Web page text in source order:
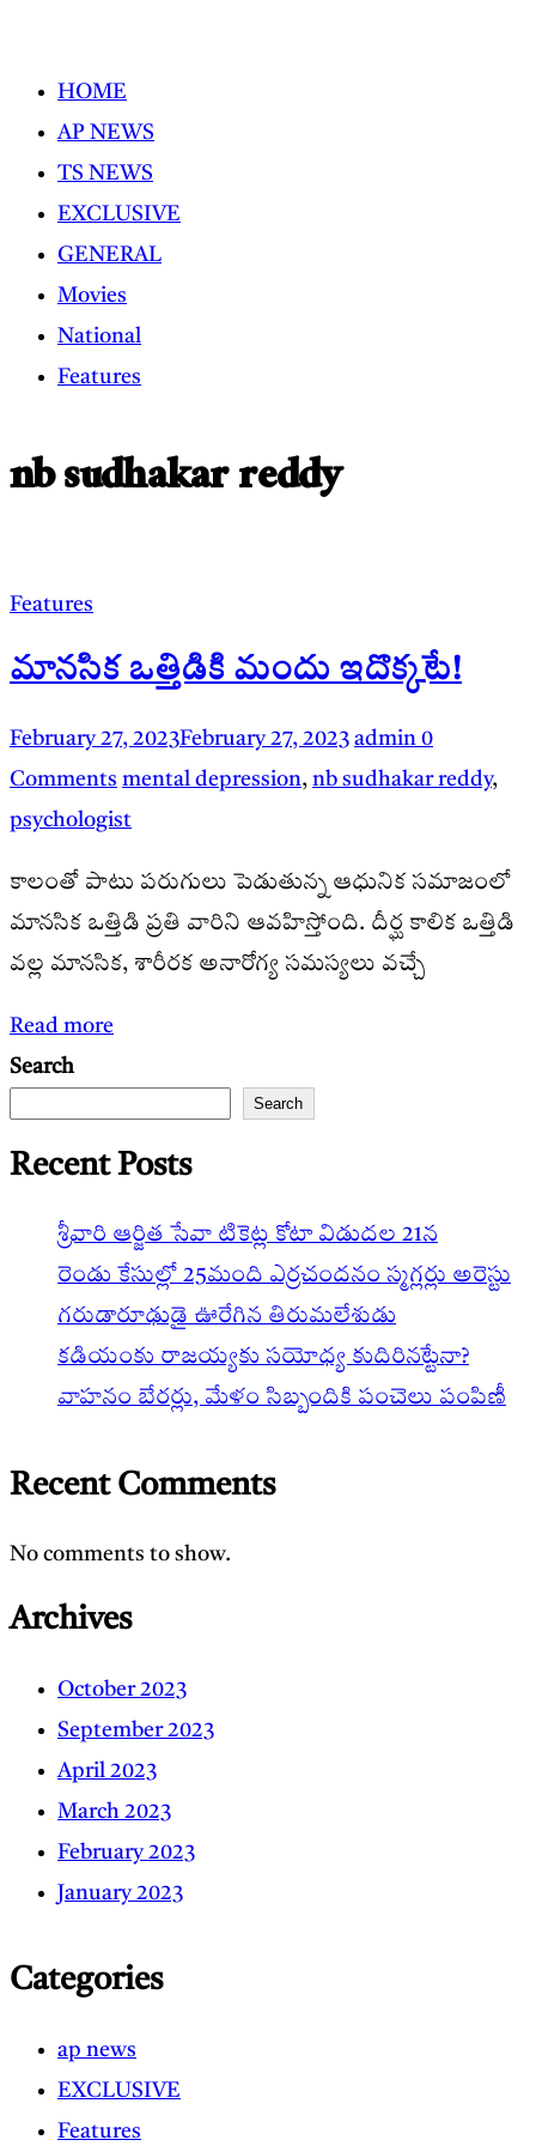
HOME
AP NEWS
TS NEWS
EXCLUSIVE
GENERAL
Movies
National
Features
nb sudhakar reddy
Features
మానసిక ఒత్తిడికి మందు ఇదొక్కటే!
February 27, 2023February 27, 2023 admin 0
Comments mental depression, nb sudhakar reddy,
psychologist
కాలంతో పాటు పరుగులు పెడుతున్న ఆధునిక సమాజంలో
మానసిక ఒత్తిడి ప్రతి వారిని ఆవహిస్తోంది. దీర్ఘ కాలిక ఒత్తిడి
వల్ల మానసిక, శారీరక అనారోగ్య సమస్యలు వచ్చే
Read more
Search
Search
Recent Posts
శ్రీవారి ఆర్జిత సేవా టికెట్ల కోటా విడుదల 21న
రెండు కేసుల్లో 25మంది ఎర్రచందనం స్మగ్లర్లు అరెస్టు
గరుడారూఢుడై ఊరేగిన తిరుమలేశుడు
కడియంకు రాజయ్యకు సయోధ్య కుదిరినట్టేనా?
వాహ‌నం బేర‌ర్లు, మేళం సిబ్బందికి పంచెలు పంపిణీ
Recent Comments
No comments to show.
Archives
October 2023
September 2023
April 2023
March 2023
February 2023
January 2023
Categories
ap news
EXCLUSIVE
Features